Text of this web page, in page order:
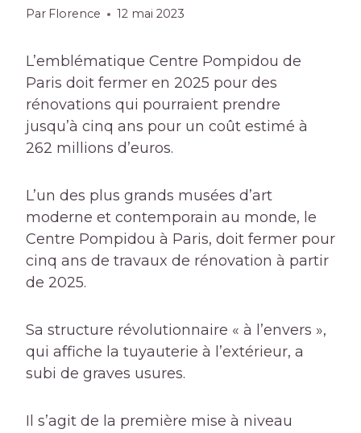
Par Florence 12 mai 2023
L’emblématique Centre Pompidou de
Paris doit fermer en 2025 pour des
rénovations qui pourraient prendre
jusqu’à cinq ans pour un coût estimé à
262 millions d’euros.
L’un des plus grands musées d’art
moderne et contemporain au monde, le
Centre Pompidou à Paris, doit fermer pour
cinq ans de travaux de rénovation à partir
de 2025.
Sa structure révolutionnaire « à l’envers »,
qui affiche la tuyauterie à l’extérieur, a
subi de graves usures.
Il s’agit de la première mise à niveau